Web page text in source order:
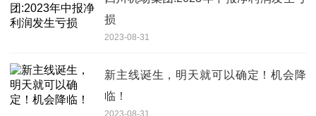
损
2023-08-31
新主线诞生，明天就可以确定！机会降
临！
2023-08-31